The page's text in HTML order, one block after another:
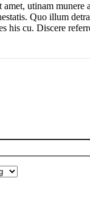
utinam munere
Quo illum
his cu. Discere